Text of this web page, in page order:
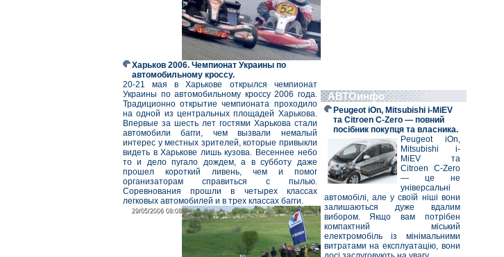
Харьков 2006. Чемпионат Украины по
автомобильному кроссу.
20-21 мая в Харькове открылся чемпионат
Украины по автомобильному кроссу 2006 года.
Традиционно открытие чемпионата проходило
на одной из центральных площадей Харькова.
Впервые за шесть лет гостями Харькова стали
автомобили багги, чем вызвали немалый
интерес у местных зрителей, которые привыкли
видеть в Харькове лишь кузова. Весеннее небо
то и дело пугало дождем, а в субботу даже
прошел короткий ливень, чем и помог
организаторам справиться с пылью.
Соревнования прошли в четырех классах
легковых автомобилей и в трех классах багги.
29/05/2006 08:08
29/05/2006 08:08
АВТОинфо
Peugeot iOn, Mitsubishi i-MiEV
та Citroen C-Zero — повний
посібник покупця та власника.
Peugeot iOn,
Mitsubishi i-
MiEV та
Citroen C-Zero
— це не
універсальні
автомобілі, але у своїй ніші вони
залишаються дуже вдалим
вибором. Якщо вам потрібен
компактний міський
електромобіль із мінімальними
витратами на експлуатацію, вони